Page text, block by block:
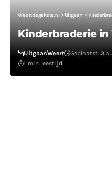
Weertdegekste.nl > Uitgaan >
Kinderbraderie in
UitgaanWeert Geplaatst: 3
1 min. leestijd